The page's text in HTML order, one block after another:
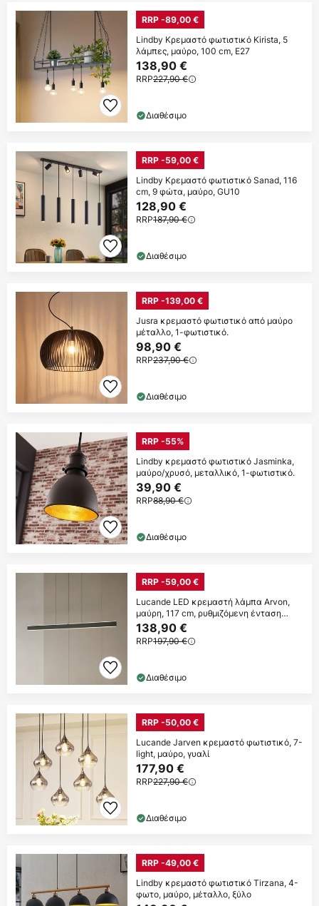
RRP -89,00 €
Lindby Κρεμαστό φωτιστικό Kirista, 5
λάμπες, μαύρο, 100 cm, E27
138,90 €
RRP227,90 €
Διαθέσιμο
RRP -59,00 €
Lindby Κρεμαστό φωτιστικό Sanad, 116
cm, 9 φώτα, μαύρο, GU10
128,90 €
RRP187,90 €
Διαθέσιμο
RRP -139,00 €
Jusra κρεμαστό φωτιστικό από μαύρο
μέταλλο, 1-φωτιστικό.
98,90 €
RRP237,90 €
Διαθέσιμο
RRP -55%
Lindby κρεμαστό φωτιστικό Jasminka,
μαύρο/χρυσό, μεταλλικό, 1-φωτιστικό.
39,90 €
RRP88,90 €
Διαθέσιμο
RRP -59,00 €
Lucande LED κρεμαστή λάμπα Arvon,
μαύρη, 117 cm, ρυθμιζόμενη ένταση
φωτισμού,
138,90 €
RRP197,90 €
Διαθέσιμο
RRP -50,00 €
Lucande Jarven κρεμαστό φωτιστικό, 7-
light, μαύρο, γυαλί
177,90 €
RRP227,90 €
Διαθέσιμο
RRP -49,00 €
Lindby κρεμαστό φωτιστικό Tirzana, 4-
φωτο, μαύρο, μέταλλο, ξύλο